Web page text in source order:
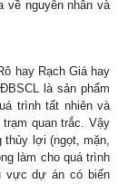
về nguyên nhân và
hay Rạch Giá hay
là sản phẩm
trình tất nhiên và
quan trắc. Vậy
thủy lợi (ngọt, mặn,
làm cho quá trình
vực dự án có biến